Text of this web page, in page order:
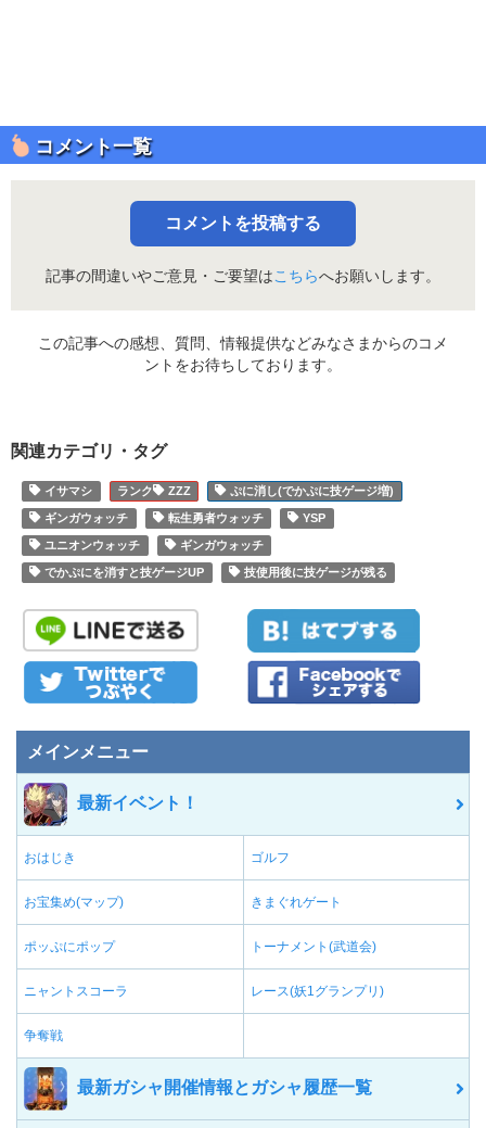
コメント一覧
コメントを投稿する
記事の間違いやご意見・ご要望はこちらへお願いします。
この記事への感想、質問、情報提供などみなさまからのコメ
ントをお待ちしております。
関連カテゴリ・タグ
イサマシ ZZZ ぷに消し(でかぷに技ゲージ増)
ギンガウォッチ 転生勇者ウォッチ YSP
ユニオンウォッチ ギンガウォッチ
でかぷにを消すと技ゲージUP 技使用後に技ゲージが残る
メインメニュー
最新イベント！
おはじき ゴルフ
お宝集め(マップ) きまぐれゲート
ポッぷにポップ トーナメント(武道会)
ニャントスコーラ レース(妖1グランプリ)
争奪戦
最新ガシャ開催情報とガシャ履歴一覧